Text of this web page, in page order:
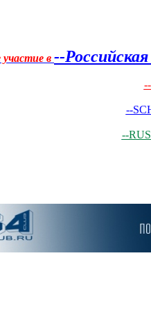
в --
--
--